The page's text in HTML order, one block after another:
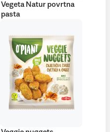
Vegeta Natur povrtna
pasta